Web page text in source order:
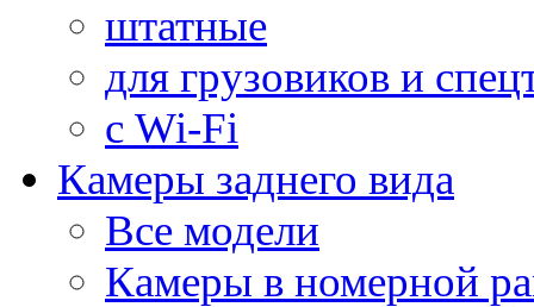
штатные
для грузовиков и
с Wi-Fi
Камеры заднего вида
Все модели
Камеры в номерной